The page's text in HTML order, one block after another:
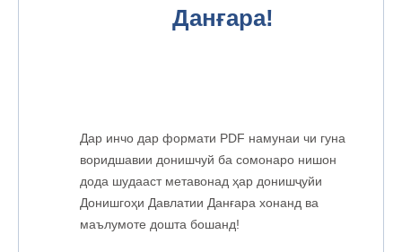
Данғара!
Дар инчо дар формати PDF намунаи чи гуна
воридшавии донишчуй ба сомонаро нишон
дода шудааст метавонад ҳар донишҷуйи
Донишгоҳи Давлатии Данғара хонанд ва
маълумоте дошта бошанд!